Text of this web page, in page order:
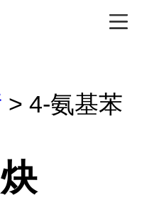
> 4-氨基苯